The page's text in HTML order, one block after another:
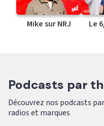
Mike sur NRJ Le
Podcasts par
Découvrez nos podcasts
radios et marques